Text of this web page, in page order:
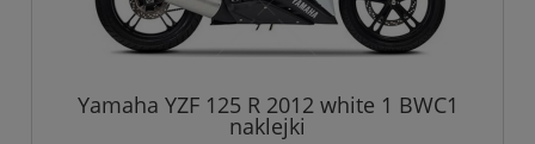
Yamaha YZF 125 R 2012 white 1 BWC1
naklejki